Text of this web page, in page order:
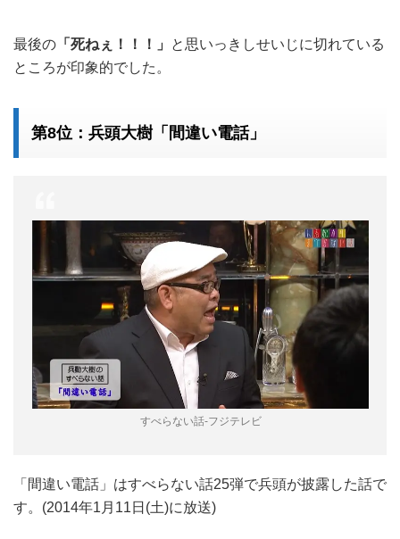
最後の 「死ねぇ！！！」
と思いっきしせいじに切れている
ところが印象的でした。
第8位：兵頭大樹「間違い電話」
すべらない話-フジテレビ
「間違い電話」はすべらない話25弾で兵頭が披露した話で
す。(2014年1月11日(土)に放送)